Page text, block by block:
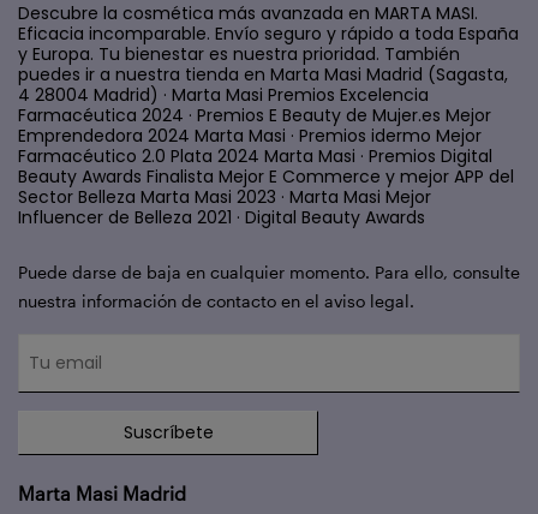
Descubre la cosmética más avanzada en MARTA MASI.
Eficacia incomparable. Envío seguro y rápido a toda España
y Europa. Tu bienestar es nuestra prioridad. También
puedes ir a nuestra tienda en Marta Masi Madrid (Sagasta,
4 28004 Madrid) · Marta Masi Premios Excelencia
Farmacéutica 2024 · Premios E Beauty de Mujer.es Mejor
Emprendedora 2024 Marta Masi · Premios idermo Mejor
Farmacéutico 2.0 Plata 2024 Marta Masi · Premios Digital
Beauty Awards Finalista Mejor E Commerce y mejor APP del
Sector Belleza Marta Masi 2023 · Marta Masi Mejor
Influencer de Belleza 2021 · Digital Beauty Awards
Puede darse de baja en cualquier momento. Para ello, consulte
nuestra información de contacto en el aviso legal.
Suscríbete
Marta Masi Madrid